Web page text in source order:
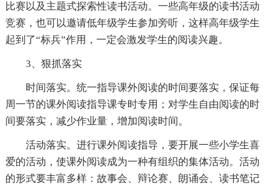
比赛以及主题式探索性读书活动。一些高年级的读书活动
竞赛，也可以邀请低年级学生参加旁听，这样高年级学生
起到了“标兵”作用，一定会激发学生的阅读兴趣。
3、狠抓落实
时间落实。统一指导课外阅读的时间要落实，保证每
周一节的课外阅读指导课专时专用；对学生自由阅读的时
间要落实，减少作业量，增加阅读时间。
活动落实。进行课外阅读指导，要开展一些小学生喜
爱的活动，使课外阅读成为一种有组织的集体活动。活动
的形式要丰富多样：故事会、辩论赛、朗诵会、读书笔记